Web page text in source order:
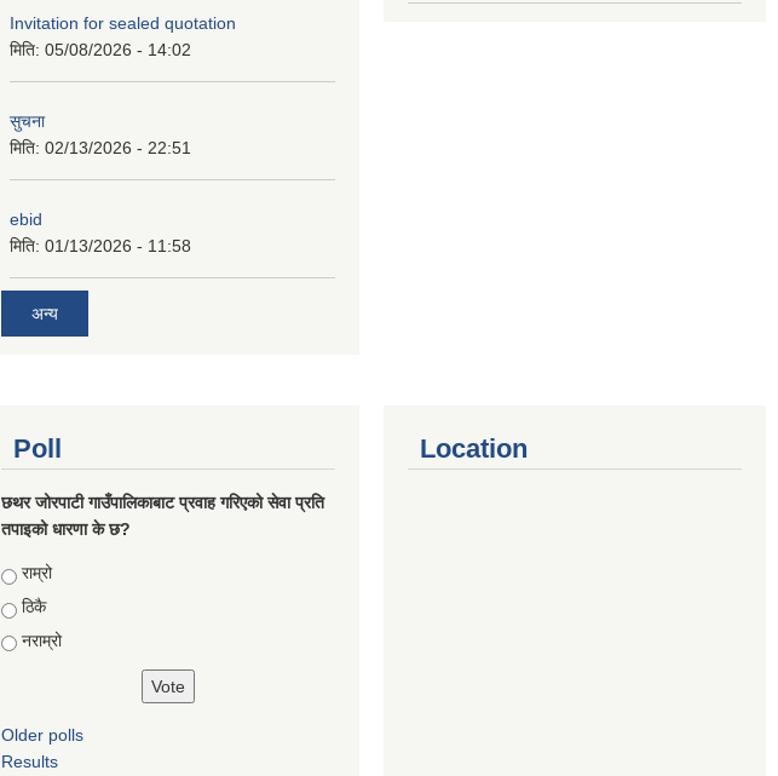
Invitation for sealed quotation
मिति: 05/08/2026 - 14:02
सुचना
मिति: 02/13/2026 - 22:51
ebid
मिति: 01/13/2026 - 11:58
अन्य
Poll
छथर जोरपाटी गाउँपालिकाबाट प्रवाह गरिएको सेवा प्रति
तपाइको धारणा के छ?
Choices
राम्रो
ठिकै
नराम्रो
Older polls
Results
Location